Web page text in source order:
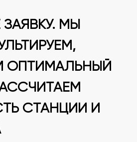
МЫ
ОПТИМАЛЬНЫЙ
СТАНЦИИ И